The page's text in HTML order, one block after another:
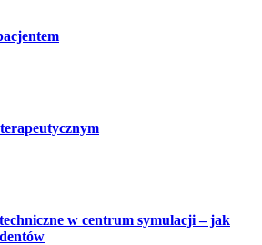
w centrum symulacji – jak